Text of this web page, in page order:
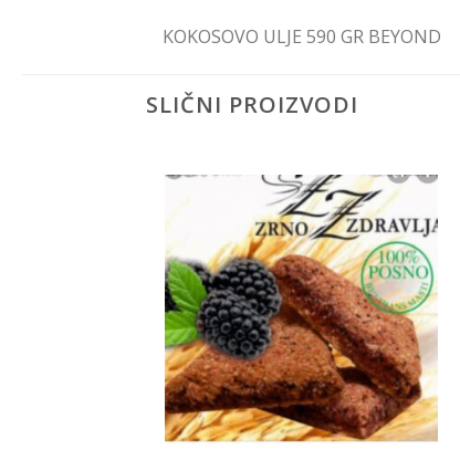
KOKOSOVO ULJE 590 GR BEYOND
SLIČNI PROIZVODI